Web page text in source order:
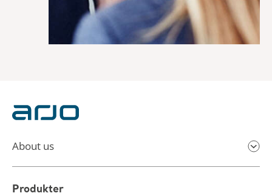
About us
Produkter